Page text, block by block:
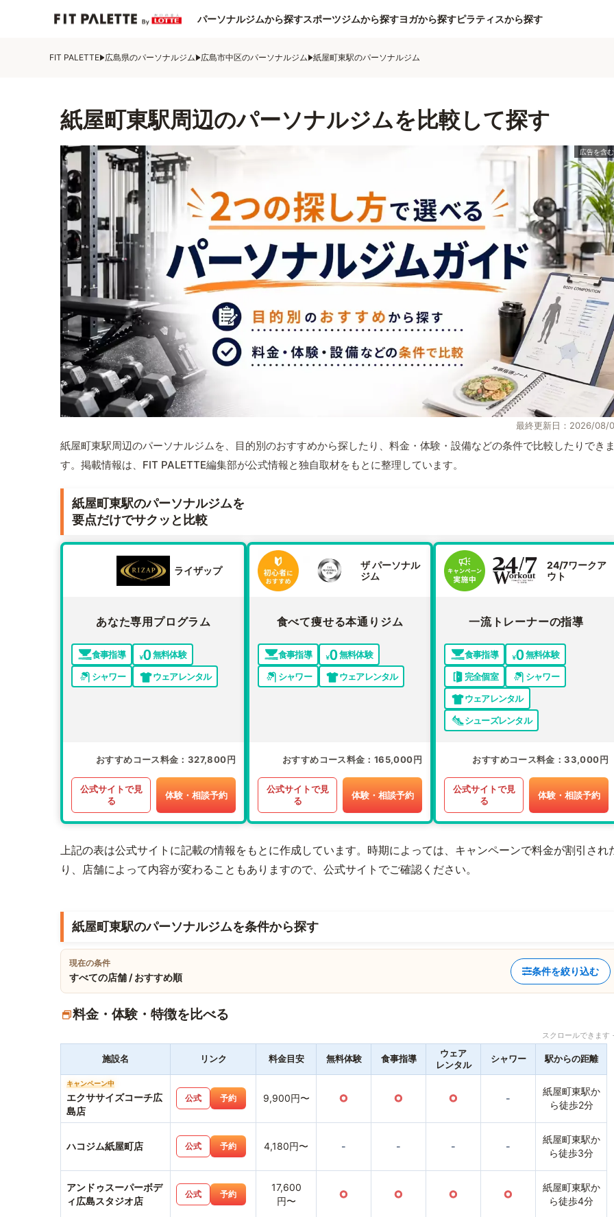
パーソナルジムから探すスポーツジムから探すヨガから探すピラティスから探す
FIT PALETTE 広島県のパーソナルジム 広島市中区のパーソナルジム 紙屋町東駅のパーソナルジム
紙屋町東駅周辺のパーソナルジムを比較して探す
最終更新日：2026/08/
紙屋町東駅周辺のパーソナルジムを、目的別のおすすめから探したり、料金・体験・設備などの条件で比較したりでき
す。掲載情報は、FIT PALETTE編集部が公式情報と独自取材をもとに整理しています。
紙屋町東駅のパーソナルジムを
要点だけでサクッと比較
ライザップ
あなた専用プログラム
食事指導
無料体験
シャワー
ウェアレンタル
おすすめコース料金 327,800円
公式サイトで見
る
体験・相談予約
ザ パーソナル
ジム
食べて痩せる本通りジム
食事指導
無料体験
シャワー
ウェアレンタル
おすすめコース料金 165,000円
公式サイトで見
る
体験・相談予約
24/7ワークア
ウト
一流トレーナーの指導
食事指導
無料体験
完全個室
シャワー
ウェアレンタル
シューズレンタル
おすすめコース料金 33,000円
公式サイトで見
る
体験・相談予約
上記の表は公式サイトに記載の情報をもとに作成しています。時期によっては、キャンペーンで料金が割引され
り、店舗によって内容が変わることもありますので、公式サイトでご確認ください。
紙屋町東駅のパーソナルジムを条件から探す
現在の条件
すべての店舗 / おすすめ順
条件を絞り込む
料金・体験・特徴を比べる
スクロールできま
施設名 リンク 料金目安 無料体験 食事指導
ウェア
レンタル
シャワー 駅からの距離
キャンペーン中
エクササイズコーチ広
島店
公式 予約 9,900円〜 ○ ○ ○ -
紙屋町東駅か
ら徒歩2分
ハコジム紙屋町店 公式 予約 4,180円〜 - - - -
紙屋町東駅か
ら徒歩3分
アンドゥスーパーボデ
ィ広島スタジオ店
公式 予約
17,600
円〜
○ ○ ○ ○
紙屋町東駅か
ら徒歩4分